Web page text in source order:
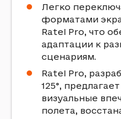
Легко
форматами
Ratel Pro, что
адаптации к
сценариям.
Ratel Pro,
125°,
визуальные
полета,